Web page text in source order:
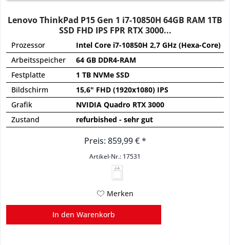
Lenovo ThinkPad P15 Gen 1 i7-10850H 64GB RAM 1TB
SSD FHD IPS FPR RTX 3000...
Prozessor
Intel Core i7-10850H 2,7 GHz (Hexa-Core)
Arbeitsspeicher
64 GB DDR4-RAM
Festplatte
1 TB NVMe SSD
Bildschirm
15,6" FHD (1920x1080) IPS
Grafik
NVIDIA Quadro RTX 3000
Zustand
refurbished - sehr gut
Preis: 859,99 € *
Artikel-Nr.: 17531
Merken
In den Warenkorb